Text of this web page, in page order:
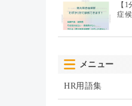
【
症
メニュー
HR用語集